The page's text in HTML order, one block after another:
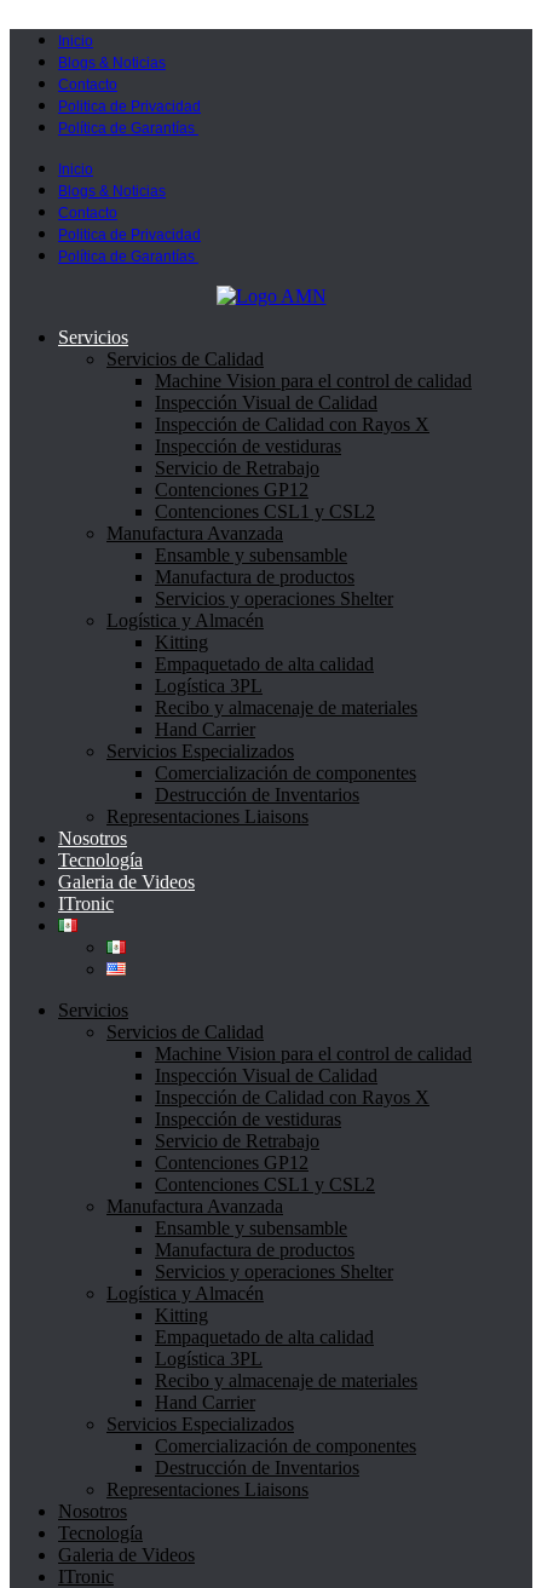
Inicio
Blogs & Noticias
Contacto
Politica de Privacidad
Política de Garantías
Inicio
Blogs & Noticias
Contacto
Politica de Privacidad
Política de Garantías
Servicios
Servicios de Calidad
Machine Vision para el control de calidad
Inspección Visual de Calidad
Inspección de Calidad con Rayos X
Inspección de vestiduras
Servicio de Retrabajo
Contenciones GP12
Contenciones CSL1 y CSL2
Manufactura Avanzada
Ensamble y subensamble
Manufactura de productos
Servicios y operaciones Shelter
Logística y Almacén
Kitting
Empaquetado de alta calidad
Logística 3PL
Recibo y almacenaje de materiales
Hand Carrier
Servicios Especializados
Comercialización de componentes
Destrucción de Inventarios
Representaciones Liaisons
Nosotros
Tecnología
Galeria de Videos
ITronic
Servicios
Servicios de Calidad
Machine Vision para el control de calidad
Inspección Visual de Calidad
Inspección de Calidad con Rayos X
Inspección de vestiduras
Servicio de Retrabajo
Contenciones GP12
Contenciones CSL1 y CSL2
Manufactura Avanzada
Ensamble y subensamble
Manufactura de productos
Servicios y operaciones Shelter
Logística y Almacén
Kitting
Empaquetado de alta calidad
Logística 3PL
Recibo y almacenaje de materiales
Hand Carrier
Servicios Especializados
Comercialización de componentes
Destrucción de Inventarios
Representaciones Liaisons
Nosotros
Tecnología
Galeria de Videos
ITronic